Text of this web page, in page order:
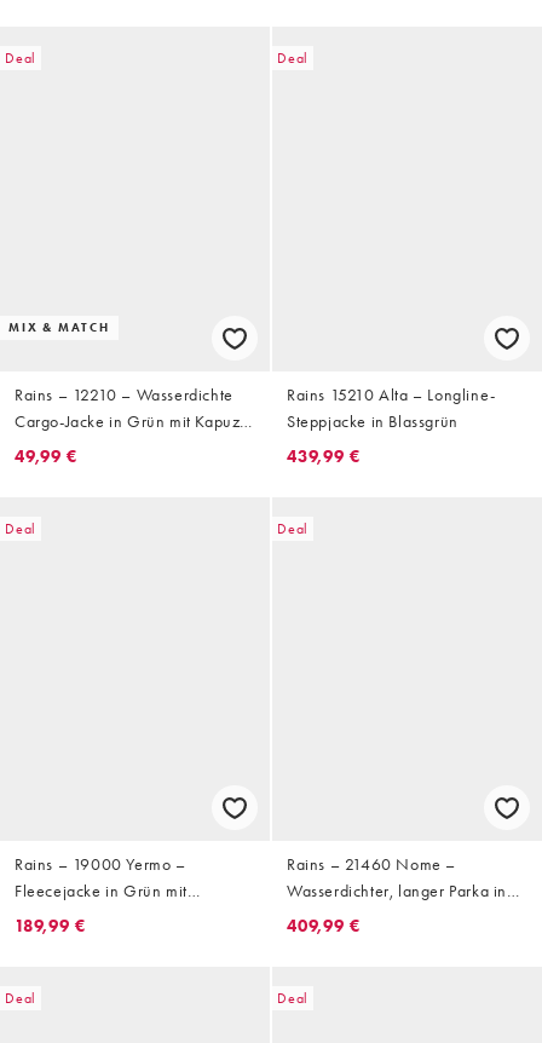
Deal
MIX & MATCH
Rains – 12210 – Wasserdichte
Cargo-Jacke in Grün mit Kapuze
und Taschen
49,99 €
Deal
Rains 15210 Alta – Longline-
Steppjacke in Blassgrün
439,99 €
Deal
Rains – 19000 Yermo –
Fleecejacke in Grün mit
verschwommenem Muster und
189,99 €
Deal
Rains – 21460 Nome –
Wasserdichter, langer Parka in
Dunkelgrün
409,99 €
Deal Deal